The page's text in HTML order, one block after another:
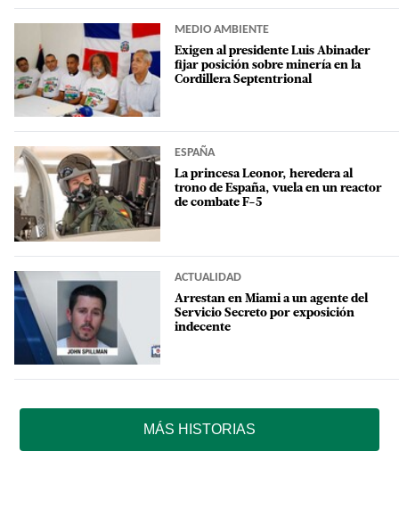
MEDIO AMBIENTE
Exigen al presidente Luis Abinader
fijar posición sobre minería en la
Cordillera Septentrional
ESPAÑA
La princesa Leonor, heredera al
trono de España, vuela en un reactor
de combate F-5
ACTUALIDAD
Arrestan en Miami a un agente del
Servicio Secreto por exposición
indecente
MÁS HISTORIAS